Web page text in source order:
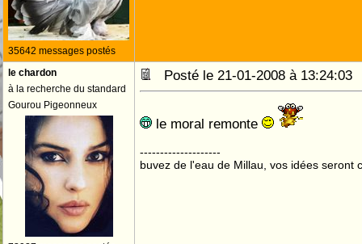
35642 messages postés
le chardon
à la recherche du standard
Gourou Pigeonneux
Posté le 21-01-2008 à
le moral remonte
--------------------
buvez de l'eau de Millau, vos idées seront